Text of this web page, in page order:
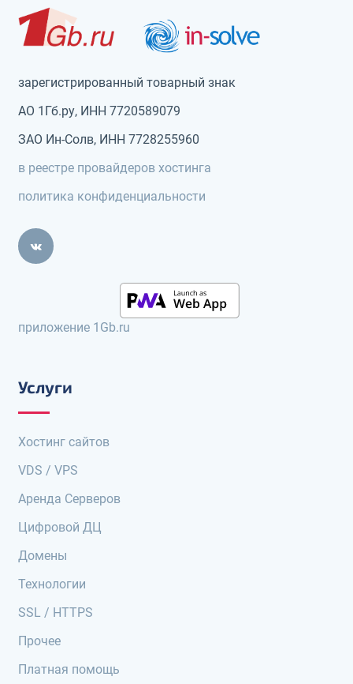
зарегистрированный товарный знак
АО 1Гб.ру, ИНН 7720589079
ЗАО Ин-Солв, ИНН 7728255960
в реестре провайдеров хостинга
политика конфиденциальности
приложение 1Gb.ru
Услуги
Хостинг сайтов
VDS / VPS
Аренда Серверов
Цифровой ДЦ
Домены
Технологии
SSL / HTTPS
Прочее
Платная помощь